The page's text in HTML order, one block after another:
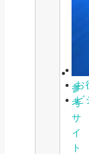
参
考
サ
イ
ト
お
ビ